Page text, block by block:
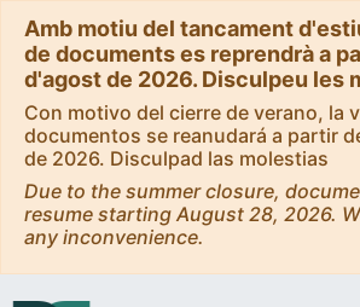
Amb motiu del tancament
de documents es reprendrà a
d'agost de 2026. Disculpeu les
Con motivo del cierre de verano, la
documentos se reanudará a partir
de 2026. Disculpad las molestias
Due to the summer closure,
resume starting August 28, 2026.
any inconvenience.